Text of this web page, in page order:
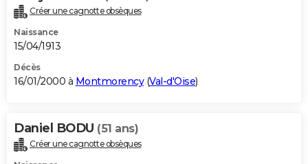
Créer une cagnotte obsèques
Naissance
15/04/1913
Décès
16/01/2000 à Montmorency(Val-d'Oise)
Daniel BODU (51 ans)
Créer une cagnotte obsèques